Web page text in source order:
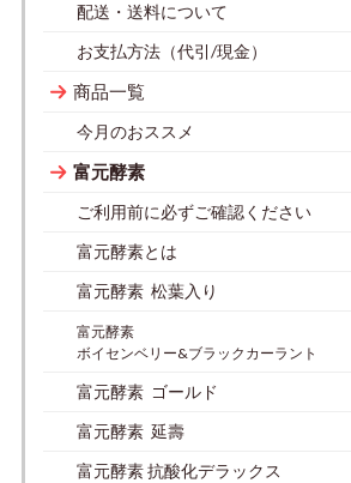
配送・送料について
お支払方法（代引/現金）
商品一覧
今月のおススメ
富元酵素
ご利用前に必ずご確認ください
富元酵素とは
富元酵素 松葉入り
富元酵素
ボイセンベリー&ブラックカーラント
富元酵素 ゴールド
富元酵素 延壽
富元酵素 抗酸化デラックス